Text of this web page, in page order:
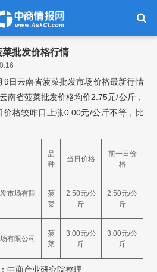
批发价格行情
日云南省菠菜批发市场价格最新行情
南省菠菜批发价格均价2.75元/公斤，
格较昨日上涨0.00元/公斤不等，比
品
种
当日价格
前一日价
格
市场有限
菠
菜
2.50元/公
斤
2.50元/公
斤
有限公司
菠
菜
3.00元/公
斤
3.00元/公
斤
中商产业研究院整理